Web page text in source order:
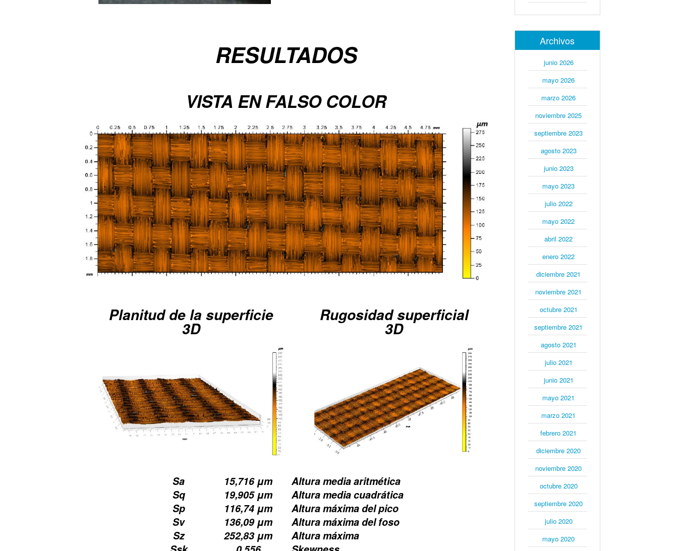
RESULTADOS
VISTA EN FALSO COLOR
Planitud de la superficie
3D
Rugosidad superficial
3D
Sa 15,716 μm
Altura media aritmética
Sq
19,905 μm
Altura media cuadrática
Sp
116,74 μm
Altura máxima del pico
Sv
136,09 μm
Altura máxima del foso
Sz
252,83 μm
Altura máxima
Archivos
junio 2026
mayo 2026
marzo 2026
noviembre 2025
septiembre 2023
agosto 2023
junio 2023
mayo 2023
julio 2022
mayo 2022
abril 2022
enero 2022
diciembre 2021
noviembre 2021
octubre 2021
septiembre 2021
agosto 2021
julio 2021
junio 2021
mayo 2021
marzo 2021
febrero 2021
diciembre 2020
noviembre 2020
octubre 2020
septiembre 2020
julio 2020
mayo 2020